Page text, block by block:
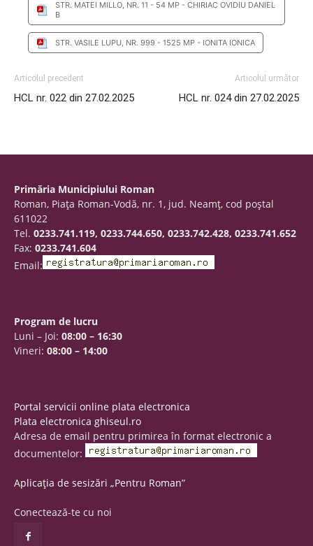
STR. MATEI MILLO, NR. 11 - 54 MP - CHIRIAC OVIDIU DANIEL
B
STR. VASILE LUPU, NR. 999 - 1525 MP - IONITA IONICA
Articolul precedent
HCL nr. 022 din 27.02.2025
Articolul următor
HCL nr. 024 din 27.02.2025
Primăria Municipiului Roman
Roman, Piaţa Roman-Vodă, nr. 1, jud. Neamţ, cod poştal
611022
Tel. 0233.741.119, 0233.744.650, 0233.742.428, 0233.741.652
Fax: 0233.741.604
Email:
Program de lucru
Luni – Joi: 08:00 – 16:30
Vineri: 08:00 – 14:00
Portal servicii online plata electronica
Plata electronica ghiseul.ro
Adresa de email pentru primirea în format electronic a
documentelor:
Aplicația de sesizări „Pentru Roman”
Conectează-te cu noi